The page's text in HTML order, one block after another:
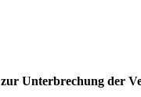
Unterbrechung der